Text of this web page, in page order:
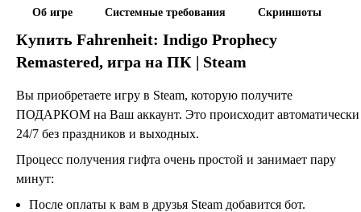
Об игре Системные требования Скриншоты
Купить Fahrenheit: Indigo Prophecy
Remastered, игра на ПК | Steam
Вы приобретаете игру в Steam, которую получите
ПОДАРКОМ на Ваш аккаунт. Это происходит автоматически
24/7 без праздников и выходных.
Процесс получения гифта очень простой и занимает пару
минут:
После оплаты к вам в друзья Steam добавится бот.